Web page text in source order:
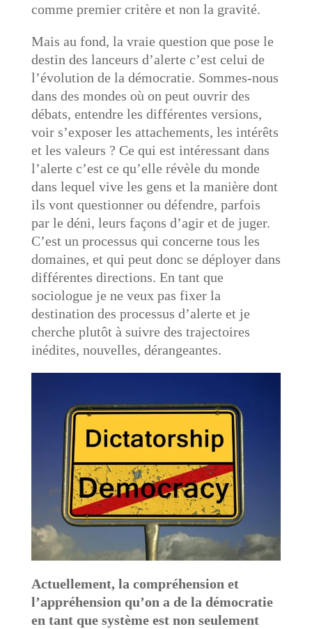
comme premier critère et non la gravité.
Mais au fond, la vraie question que pose le
destin des lanceurs d’alerte c’est celui de
l’évolution de la démocratie. Sommes-nous
dans des mondes où on peut ouvrir des
débats, entendre les différentes versions,
voir s’exposer les attachements, les intérêts
et les valeurs ? Ce qui est intéressant dans
l’alerte c’est ce qu’elle révèle du monde
dans lequel vive les gens et la manière dont
ils vont questionner ou défendre, parfois
par le déni, leurs façons d’agir et de juger.
C’est un processus qui concerne tous les
domaines, et qui peut donc se déployer dans
différentes directions. En tant que
sociologue je ne veux pas fixer la
destination des processus d’alerte et je
cherche plutôt à suivre des trajectoires
inédites, nouvelles, dérangeantes.
Actuellement, la compréhension et
l’appréhension qu’on a de la démocratie
en tant que système est non seulement